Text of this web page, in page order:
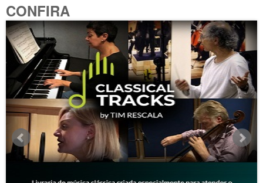
CONFIRA